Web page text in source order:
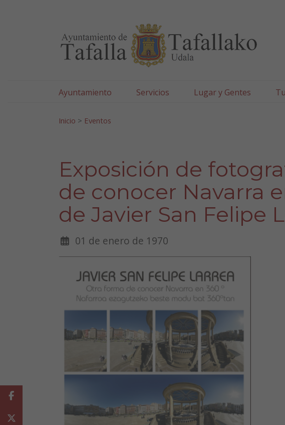
Ayuntamiento Servicios Lugar y Gentes
Inicio > Eventos
Exposición de
de conocer Navarra
de Javier San Felipe
01 de enero de 1970
Facebook